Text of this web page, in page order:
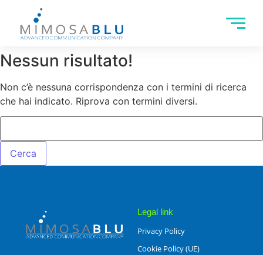
Nessun risultato!
Non c’è nessuna corrispondenza con i termini di ricerca
che hai indicato. Riprova con termini diversi.
Legal link
Privacy Policy
Cookie Policy (UE)